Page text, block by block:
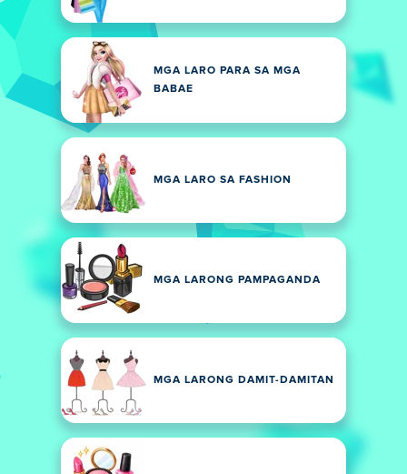
MGA LARO PARA SA MGA
BABAE
MGA LARO SA FASHION
MGA LARONG PAMPAGANDA
MGA LARONG DAMIT-DAMITAN